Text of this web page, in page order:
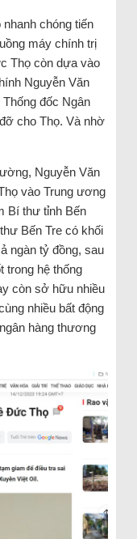
chóng tiến
máy chính trị
Thọ còn dựa vào
Nguyễn Văn
đốc Ngân
cho Thọ. Và nhờ
Nguyễn Văn
vào Trung ương
Bí thư tỉnh Bến
Bến Tre có khối
ngàn tỷ đồng, sau
trong hệ thống
còn sở hữu nhiều
nhiều bất động
hàng thương